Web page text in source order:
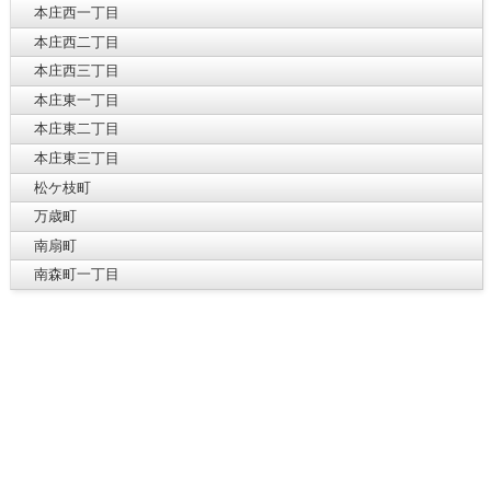
本庄西一丁目
本庄西二丁目
本庄西三丁目
本庄東一丁目
本庄東二丁目
本庄東三丁目
松ケ枝町
万歳町
南扇町
南森町一丁目